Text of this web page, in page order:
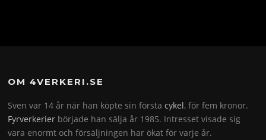
OM 4VERKERI.SE
Sven var 14 år när han köpte sin förstacykel, för fem kronor.
Fyrverkerier började han sälja år 1985. Intresset visade sig
vara enormt och försäljningen har ökat för varje år.